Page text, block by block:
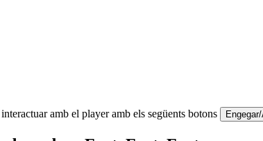
amb el player amb els següents botons